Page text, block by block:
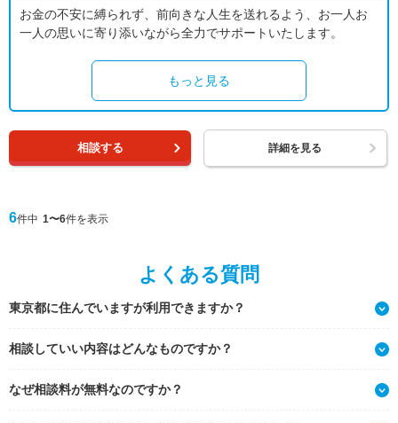
お金の不安に縛られず、前向きな人生を送れるよう、お一人お
一人の思いに寄り添いながら全力でサポートいたします。
もっと見る
相談する 詳細を見る
6件中 1〜6件を表示
よくある質問
東京都に住んでいますが利用できますか？
相談していい内容はどんなものですか？
なぜ相談料が無料なのですか？